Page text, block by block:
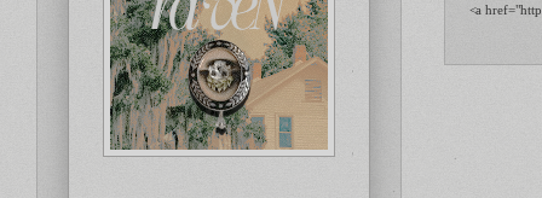
<a